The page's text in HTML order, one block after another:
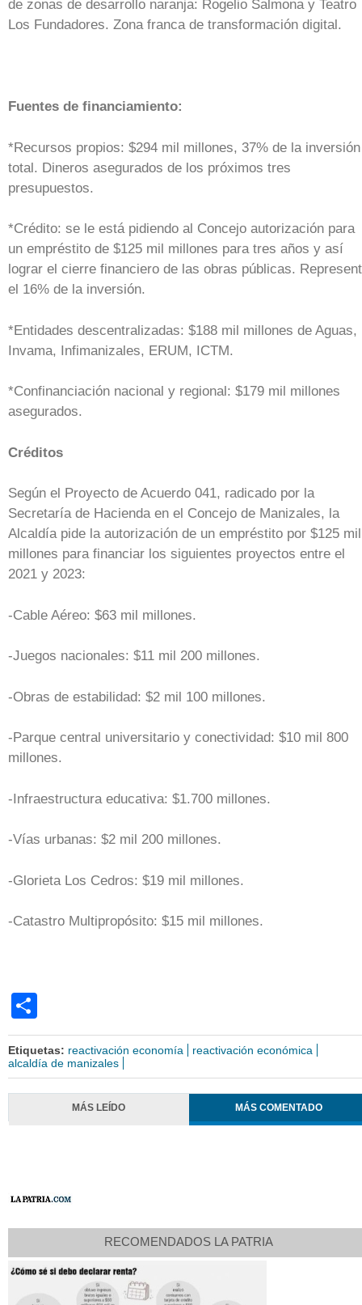
de zonas de desarrollo naranja: Rogelio Salmona y Teatro
Los Fundadores. Zona franca de transformación digital.
Fuentes de financiamiento:
*Recursos propios: $294 mil millones, 37% de la inversión
total. Dineros asegurados de los próximos tres
presupuestos.
*Crédito: se le está pidiendo al Concejo autorización para
un empréstito de $125 mil millones para tres años y así
lograr el cierre financiero de las obras públicas.
el 16% de la inversión.
*Entidades descentralizadas: $188 mil millones de Aguas,
Invama, Infimanizales, ERUM, ICTM.
*Confinanciación nacional y regional: $179 mil millones
asegurados.
Créditos
Según el Proyecto de Acuerdo 041, radicado por la
Secretaría de Hacienda en el Concejo de Manizales, la
Alcaldía pide la autorización de un empréstito por $125 mil
millones para financiar los siguientes proyectos entre el
2021 y 2023:
-Cable Aéreo: $63 mil millones.
-Juegos nacionales: $11 mil 200 millones.
-Obras de estabilidad: $2 mil 100 millones.
-Parque central universitario y conectividad: $10 mil 800
millones.
-Infraestructura educativa: $1.700 millones.
-Vías urbanas: $2 mil 200 millones.
-Glorieta Los Cedros: $19 mil millones.
-Catastro Multipropósito: $15 mil millones.
Etiquetas: reactivación economía
reactivación económica
alcaldía de manizales
MÁS LEÍDO MÁS COMENTADO
RECOMENDADOS LA PATRIA